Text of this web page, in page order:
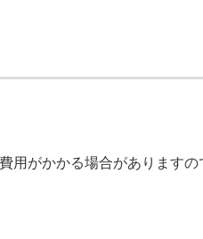
用がかかる場合がありますの